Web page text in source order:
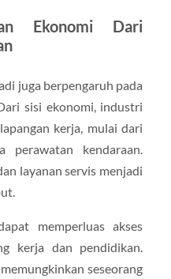
Ekonomi Dari
juga berpengaruh pada
sisi ekonomi, industri
kerja, mulai dari
perawatan kendaraan.
layanan servis menjadi
memperluas akses
kerja dan pendidikan.
seseorang